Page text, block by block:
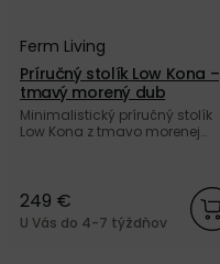
Ferm Living
Príručný stolík Low Kona –
tmavý morený dub
Minimalistický príručný stolík
Low Kona z tmavo morenej
249 €
U Vás do 4-7 týždňov